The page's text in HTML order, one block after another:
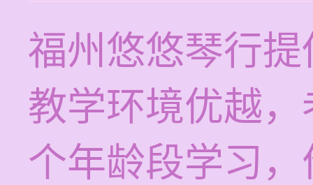
福州悠悠琴行
教学环境优越
个年龄段学习